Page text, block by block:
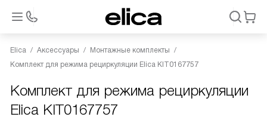
Elica Аксессуары
Монтажные комплекты
Комплект для режима рециркуляции Elica KIT0167757
Комплект для режима рециркуляции
Elica KIT0167757